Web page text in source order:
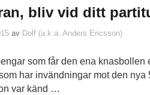
bliv vid ditt
av Dolf (a.k.a. Anders Ericsson)
som får den ena
har invändningar mot den
var känd …